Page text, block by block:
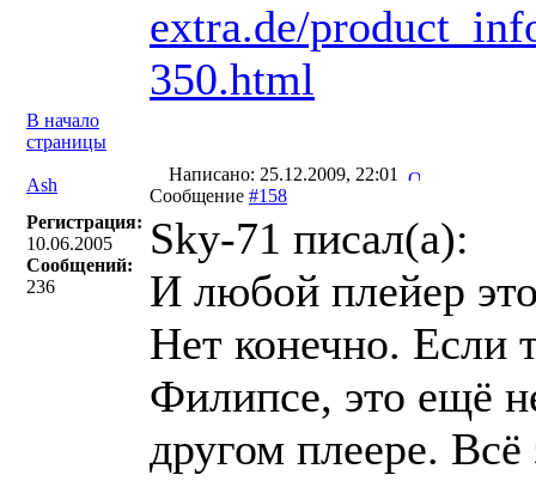
extra.de/
350.html
В начало
страницы
Ash
Написано: 25.12.2009, 22:01
Сообщение #158
Регистрация:
10.06.2005
Сообщений:
236
Sky-71 писал(a):
И любой плейер
Нет конечно. Если
Филипсе, это ещё
другом плеере.